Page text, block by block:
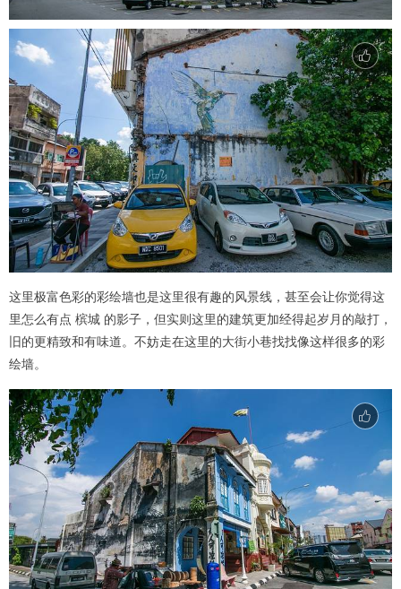
这里极富色彩的彩绘墙也是这里很有趣的风景线，甚至会让你觉得这
里怎么有点 槟城 的影子，但实则这里的建筑更加经得起岁月的敲打，
旧的更精致和有味道。不妨走在这里的大街小巷找找像这样很多的彩
绘墙。